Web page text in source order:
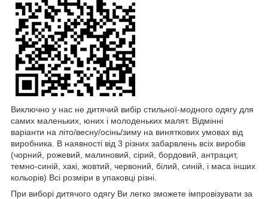
Виключно у нас не дитячий вибір стильної-модного одягу для
самих маленьких, юних і молоденьких малят. Відмінні
варіанти на літо/весну/осінь/зиму на виняткових умовах від
виробника. В наявності від 3 різних забарвлень всіх виробів
(чорний, рожевий, малиновий, сірий, бордовий, антрацит,
темно-синій, хакі, жовтий, червоний, білий, синій, і маса інших
кольорів) Всі розміри в упаковці різні.
При виборі дитячого одягу Ви легко зможете імпровізувати за